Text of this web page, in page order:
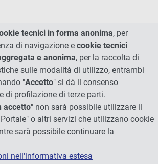
tecnici in forma anonima, per
di navigazione e cookie tecnici
e anonima, per la raccolta di
sulle modalità di utilizzo, entrambi
"Accetto" si dà il consenso
di profilazione di terze parti.
accetto" non sarà possibile utilizzare il
o altri servizi che utilizzano cookie
sarà possibile continuare la
nell'informativa estesa